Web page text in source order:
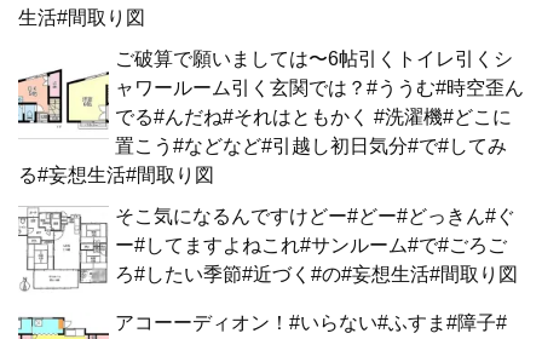
生活#間取り図
ご破算で願いましては〜6帖引くトイレ引くシ
ャワールーム引く玄関では？#ううむ#時空歪ん
でる#んだね#それはともかく #洗濯機#どこに
置こう#などなど#引越し初日気分#で#してみ
る#妄想生活#間取り図
そこ気になるんですけどー#どー#どっきん#ぐ
ー#してますよねこれ#サンルーム#で#ごろご
ろ#したい季節#近づく#の#妄想生活#間取り図
アコーーディオン！#いらない#ふすま#障子#